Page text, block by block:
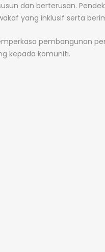
dan berterusan.
yang inklusif serta
pembangunan
kepada komuniti.